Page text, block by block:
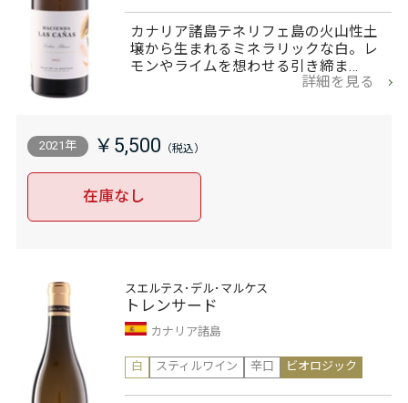
カナリア諸島テネリフェ島の火山性土
壌から生まれるミネラリックな白。レ
モンやライムを想わせる引き締ま…
詳細を見る
2021年 ￥5,500
在庫なし
スエルテス･デル･マルケス
トレンサード
カナリア諸島
白
スティルワイン 辛口 ビオロジック